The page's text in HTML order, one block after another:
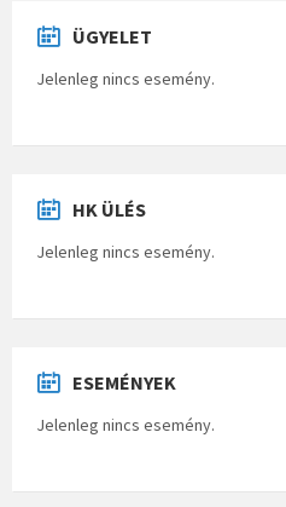
ÜGYELET
Jelenleg nincs esemény.
HK ÜLÉS
Jelenleg nincs esemény.
ESEMÉNYEK
Jelenleg nincs esemény.